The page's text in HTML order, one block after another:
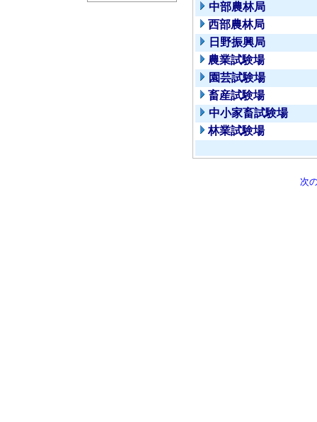
中部農林局
西部農林局
日野振興局
農業試験場
園芸試験場
畜産試験場
中小家畜試験場
林業試験場
次